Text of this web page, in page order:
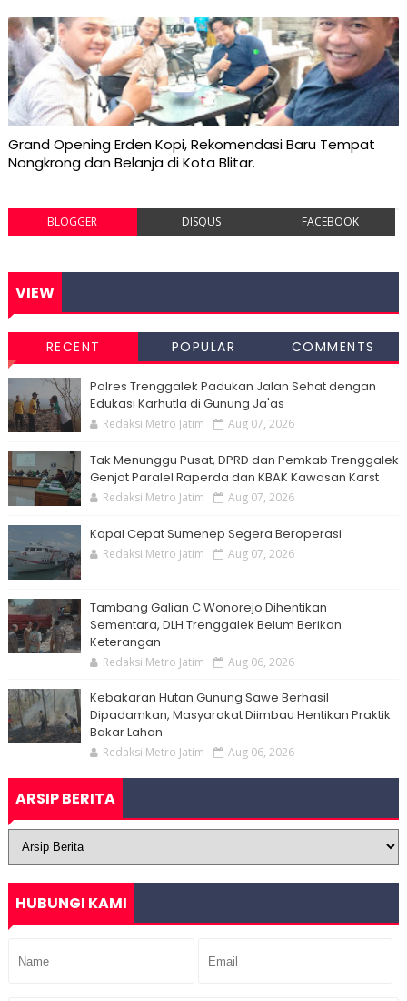
Grand Opening Erden Kopi, Rekomendasi Baru Tempat
Nongkrong dan Belanja di Kota Blitar.
BLOGGER DISQUS FACEBOOK
VIEW
RECENT POPULAR COMMENTS
Polres Trenggalek Padukan Jalan Sehat dengan
Edukasi Karhutla di Gunung Ja'as
Redaksi Metro Jatim Aug 07, 2026
Tak Menunggu Pusat, DPRD dan Pemkab Trenggalek
Genjot Paralel Raperda dan KBAK Kawasan Karst
Redaksi Metro Jatim Aug 07, 2026
Kapal Cepat Sumenep Segera Beroperasi
Redaksi Metro Jatim Aug 07, 2026
Tambang Galian C Wonorejo Dihentikan
Sementara, DLH Trenggalek Belum Berikan
Keterangan
Redaksi Metro Jatim Aug 06, 2026
Kebakaran Hutan Gunung Sawe Berhasil
Dipadamkan, Masyarakat Diimbau Hentikan Praktik
Bakar Lahan
Redaksi Metro Jatim Aug 06, 2026
ARSIP BERITA
HUBUNGI KAMI